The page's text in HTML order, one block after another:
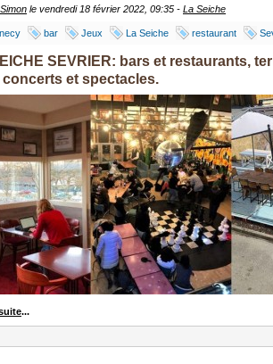
le vendredi 18 février 2022, 09:35 - La Seiche
bar Jeux La Seiche restaurant
SEVRIER: bars et restaurants,
concerts et spectacles.
...